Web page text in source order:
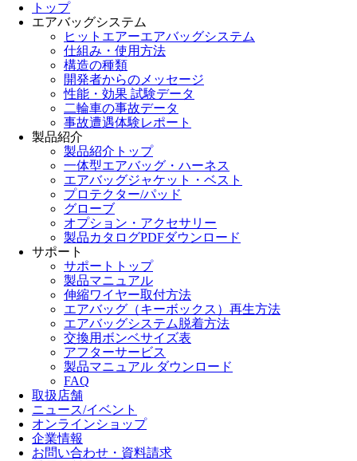
トップ
エアバッグシステム
ヒットエアーエアバッグシステム
仕組み・使用方法
構造の種類
開発者からのメッセージ
性能・効果 試験データ
二輪車の事故データ
事故遭遇体験レポート
製品紹介
製品紹介トップ
一体型エアバッグ・ハーネス
エアバッグジャケット・ベスト
プロテクター/パッド
グローブ
オプション・アクセサリー
製品カタログPDFダウンロード
サポート
サポートトップ
製品マニュアル
伸縮ワイヤー取付方法
エアバッグ（キーボックス）再生方法
エアバッグシステム脱着方法
交換用ボンベサイズ表
アフターサービス
製品マニュアル ダウンロード
FAQ
取扱店舗
ニュース/イベント
オンラインショップ
企業情報
お問い合わせ・資料請求